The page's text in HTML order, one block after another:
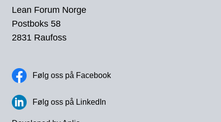
Lean Forum Norge
Postboks 58
2831 Raufoss
Følg oss på Facebook
Følg oss på LinkedIn